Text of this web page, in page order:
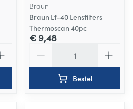
Braun
Braun Lf-40 Lensfilters
Thermoscan 40pc
€ 9,48
Bestel